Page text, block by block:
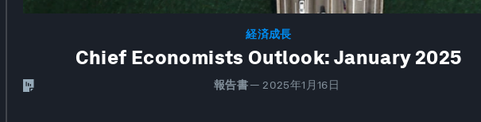
経済成長
Chief Economists Outlook: January 2025
報告書— 2025年1月16日